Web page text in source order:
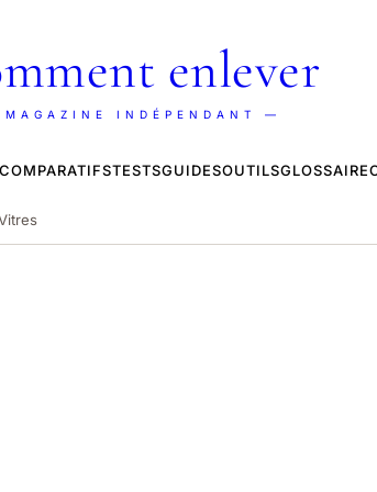
enlever
INDÉPENDANT —
COMPARATIFSTESTSGUIDESOUTILSGLOSSAIRE